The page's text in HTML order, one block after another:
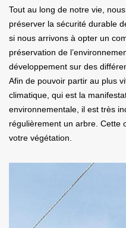
Tout au long de notre vie,
préserver la sécurité durable
si nous arrivons à opter un
préservation de
développement sur des
Afin de pouvoir partir au plus
climatique, qui est la
environnementale, il est très
régulièrement un arbre. Cette
votre végétation.